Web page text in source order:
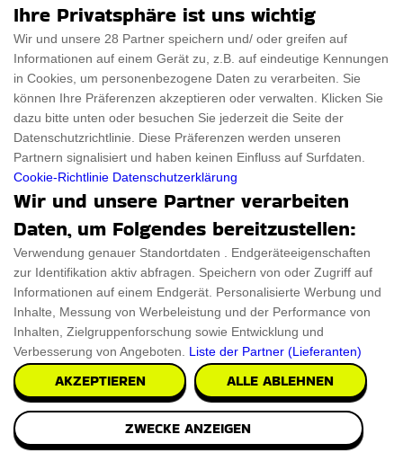
Katzen Gesicht Wuerfel Satz
Gönnen Sie sich das Katzen Gesicht Wuerfel Satz und
frönen Sie Ihrer katzenhaften Leidenschaft. Al
PRÜFEN SIE ES AUS
Ihre Privatsphäre ist uns wichtig
Wir und unsere 28 Partner speichern und/ oder greifen auf
Informationen auf einem Gerät zu, z.B. auf eindeutige Kennungen
in Cookies, um personenbezogene Daten zu verarbeiten. Sie
können Ihre Präferenzen akzeptieren oder verwalten. Klicken Sie
dazu bitte unten oder besuchen Sie jederzeit die Seite der
Datenschutzrichtlinie. Diese Präferenzen werden unseren
Partnern signalisiert und haben keinen Einfluss auf Surfdaten.
Cookie-Richtlinie Datenschutzerklärung
Wir und unsere Partner verarbeiten
Daten, um Folgendes bereitzustellen:
Verwendung genauer Standortdaten . Endgeräteeigenschaften
zur Identifikation aktiv abfragen. Speichern von oder Zugriff auf
Informationen auf einem Endgerät. Personalisierte Werbung und
Inhalte, Messung von Werbeleistung und der Performance von
Inhalten, Zielgruppenforschung sowie Entwicklung und
Verbesserung von Angeboten. Liste der Partner (Lieferanten)
AKZEPTIEREN ALLE ABLEHNEN
ZWECKE ANZEIGEN